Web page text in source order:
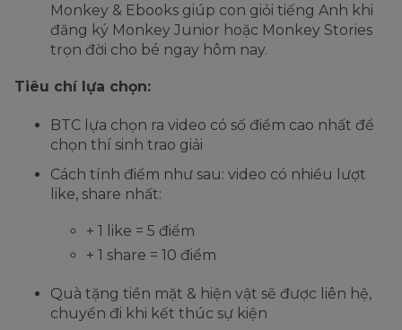
Monkey & Ebooks giúp con giỏi tiếng Anh khi
đăng ký Monkey Junior hoặc Monkey Stories
trọn đời cho bé ngay hôm nay.
Tiêu chí lựa chọn:
BTC lựa chọn ra video có số điểm cao nhất để
chọn thí sinh trao giải
Cách tính điểm như sau: video có nhiều lượt
like, share nhất:
+ 1 like = 5 điểm
+ 1 share = 10 điểm
Quà tặng tiền mặt & hiện vật sẽ được liên hệ,
chuyển đi khi kết thúc sự kiện